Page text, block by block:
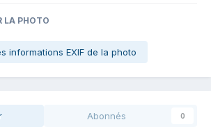
LA PHOTO
informations EXIF de la photo
Abonnés 0